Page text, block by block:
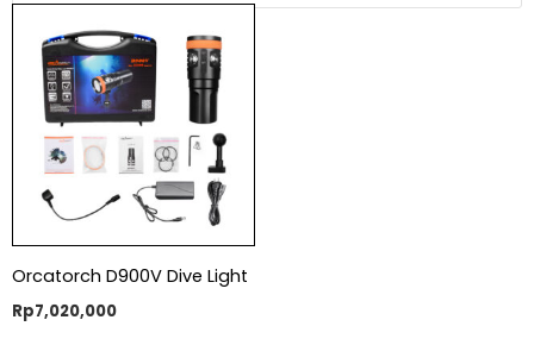
Orcatorch D900V Dive Light
Rp7,020,000